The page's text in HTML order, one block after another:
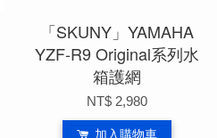
「SKUNY」YAMAHA
YZF-R9 Original系列水
箱護網
NT$ 2,980
加入購物車